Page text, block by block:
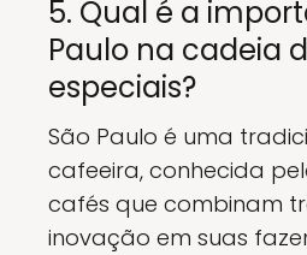
5. Qual é a
Paulo na cadeia
especiais?
São Paulo é uma
cafeeira, conhecida
cafés que combinam
inovação em suas